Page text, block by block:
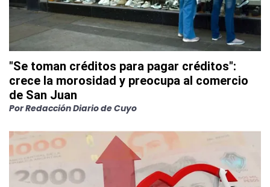
"Se toman créditos para pagar créditos":
crece la morosidad y preocupa al comercio
de San Juan
PorRedacción Diario de Cuyo